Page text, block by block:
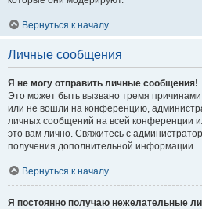
Вернуться к началу
Личные сообщения
Я не могу отправить личные сообщения!
Это может быть вызвано тремя
или не вошли на конференцию,
личных сообщений на всей конференции
это вам лично. Свяжитесь с
получения дополнительной информации.
Вернуться к началу
Я постоянно получаю нежелательные